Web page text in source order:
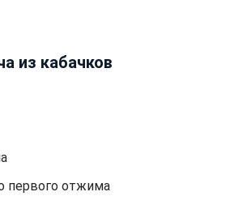
из кабачков
первого отжима